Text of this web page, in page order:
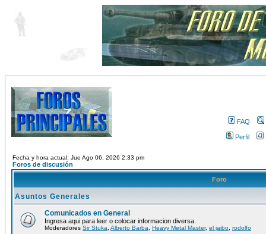
FAQ
Perfil
Fecha y hora actual: Jue Ago 06, 2026 2:33 pm
Foros de discusión
Foro
Asuntos Generales
Comunicados en General
Ingresa aqui para leer o colocar informacion diversa.
Moderadores Sir Stuka Alberto Barba Heavy Metal Master, el jaibo rodolfo